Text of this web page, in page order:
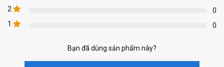
2 0
1 0
Bạn đã dùng sản phẩm này?